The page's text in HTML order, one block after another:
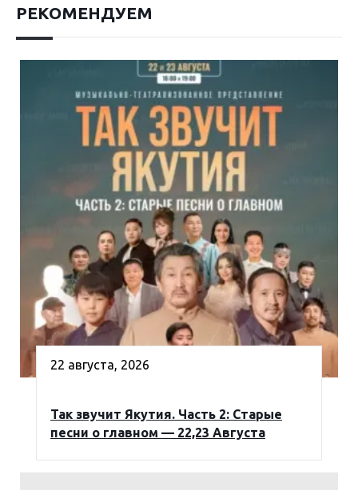
РЕКОМЕНДУЕМ
22 августа, 2026
Так звучит Якутия. Часть 2: Старые
песни о главном — 22,23 Августа